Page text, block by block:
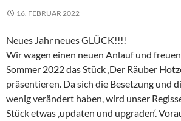
16. FEBRUAR 2022
Neues Jahr neues GLÜCK!!!!
Wir wagen einen neuen Anlauf und
Sommer 2022 das Stück ‚Der Räuber
präsentieren. Da sich die Besetzung und
wenig verändert haben, wird unser
Stück etwas ‚updaten und upgraden‘.